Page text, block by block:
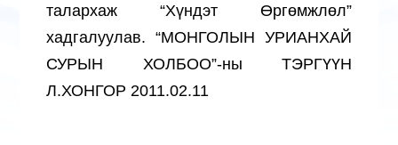
талархаж “Хүндэт Өргөмжлөл”
хадгалуулав. “МОНГОЛЫН УРИАНХАЙ
СУРЫН ХОЛБОО”-ны ТЭРГҮҮН
Л.ХОНГОР 2011.02.11